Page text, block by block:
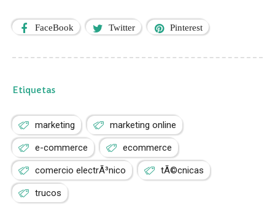
FaceBook Twitter Pinterest
Etiquetas
marketing marketing online
e-commerce ecommerce
comercio electrÃ³nico tÃ©cnicas
trucos